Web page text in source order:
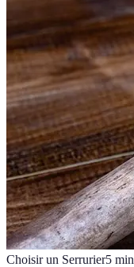
Choisir un Serrurier5 min